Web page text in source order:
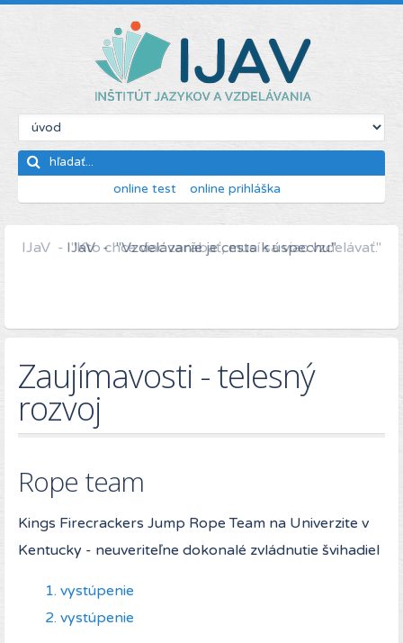
online test online prihláška
IJaV - "Kto chce viac zarábať, musí sa viac vzdelávať."
Zaujímavosti - telesný
rozvoj
Rope team
Kings Firecrackers Jump Rope Team na Univerzite v
Kentucky - neuveriteľne dokonalé zvládnutie švihadiel
1. vystúpenie
2. vystúpenie